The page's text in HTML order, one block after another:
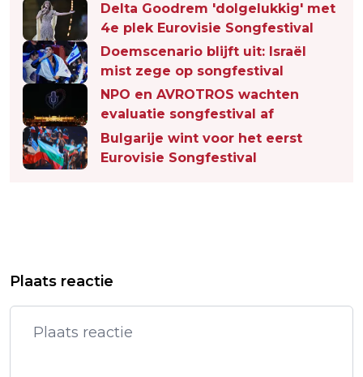
Delta Goodrem 'dolgelukkig' met
4e plek Eurovisie Songfestival
Doemscenario blijft uit: Israël
mist zege op songfestival
NPO en AVROTROS wachten
evaluatie songfestival af
Bulgarije wint voor het eerst
Eurovisie Songfestival
EUROVISIE SONGFESTIVAL
BULGARIJE KAAPT
SONGFESTIVALWINST WEG BIJ
FAVORIETEN
Plaats reactie